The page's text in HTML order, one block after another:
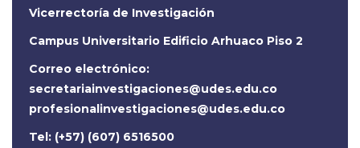
Vicerrectoría de Investigación
Campus Universitario Edificio Arhuaco Piso 2
Correo electrónico:
secretariainvestigaciones@udes.edu.co
profesionalinvestigaciones@udes.edu.co
Tel: (+57) (607) 6516500